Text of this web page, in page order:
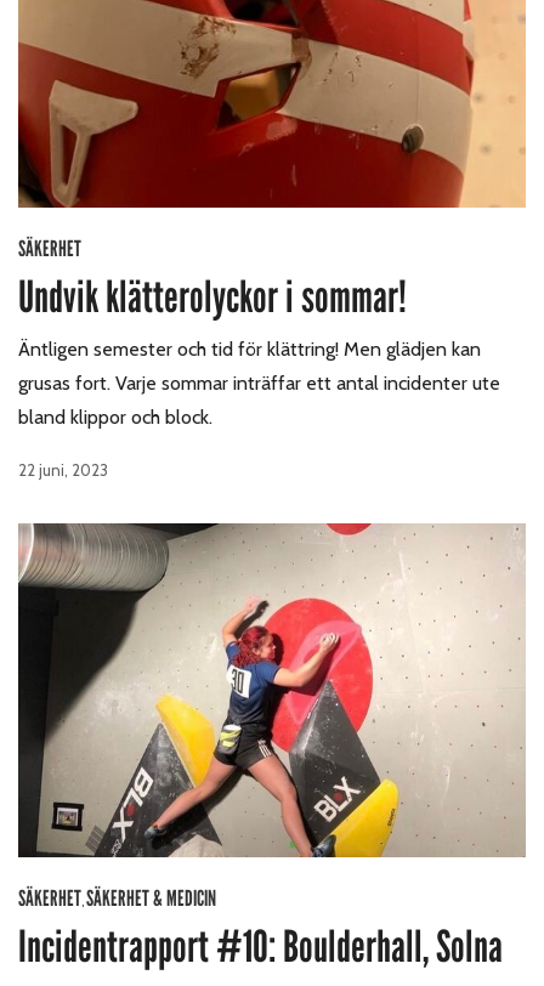
SÄKERHET
Undvik klätterolyckor i sommar!
Äntligen semester och tid för klättring! Men glädjen kan
grusas fort. Varje sommar inträffar ett antal incidenter ute
bland klippor och block.
22 juni, 2023
SÄKERHET,SÄKERHET & MEDICIN
Incidentrapport #10: Boulderhall, Solna